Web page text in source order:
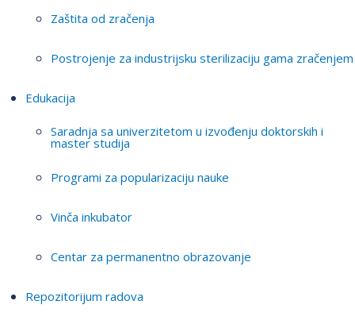
Zaštita od zračenja
Postrojenje za industrijsku sterilizaciju gama zračenjem
Edukacija
Saradnja sa univerzitetom u izvođenju doktorskih i
master studija
Programi za popularizaciju nauke
Vinča inkubator
Centar za permanentno obrazovanje
Repozitorijum radova